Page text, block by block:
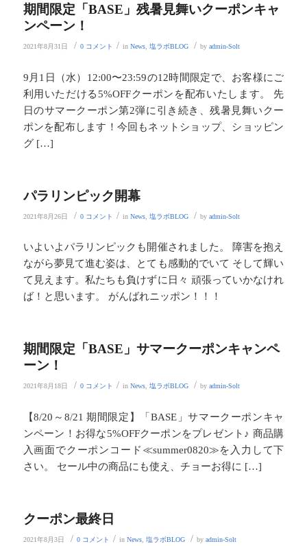
期間限定「BASE」残暑見舞いクーポンキャ
ンペーン！
2021年8月31日 / 0 コメント / in News, 塩ラボBLOG / by admin-Solt
9月1日（水）12:00〜23:59の12時間限定で、お客様にご
利用いただける5%OFFクーポンを配布いたします。 先
日のサマークーポン第2弾に引き続き、残暑見舞いクー
ポンを配布します！今回もネットショップ、ショッピン
グ […]
パラリンピック開幕
2021年8月26日 / 0 コメント / in News, 塩ラボBLOG / by admin-Solt
いよいよパラリンピックも開催されました。 障害を抱え
ながら夢見て進む姿は、とても感動的でいて そして輝い
て見えます。私たちも負けずに日々 頑張っていかなけれ
ば！と思います。 がんばれニッポン！！！
期間限定「BASE」サマークーポンキャンペ
ーン！
2021年8月18日 / 0 コメント / in News, 塩ラボBLOG / by admin-Solt
【8/20～8/21 期間限定】「BASE」サマークーポンキャ
ンペーン！お得な5%OFFクーポンをプレゼント♪ 商品購
入画面でクーポンコード≪summer0820≫を入力して下
さい。 セール中の商品にも使え、チョーお得に […]
クーポン最終日
2021年8月3日 / 0 コメント / in News, 塩ラボBLOG / by admin-Solt